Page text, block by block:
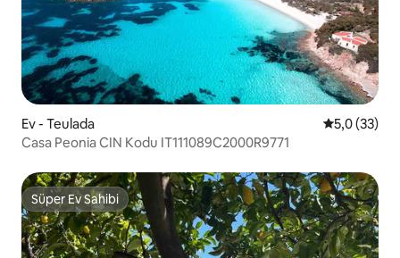
Ev - Teulada 5 üzerinden
5,0 (33)
Casa Peonia CIN Kodu IT111089C2000R9771
Süper Ev Sahibi
Süper Ev Sahibi